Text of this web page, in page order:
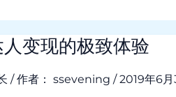
变现的极致体验
/ 作者： ssevening /2019年6